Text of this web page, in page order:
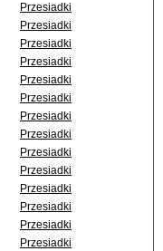
Przesiadki
Przesiadki
Przesiadki
Przesiadki
Przesiadki
Przesiadki
Przesiadki
Przesiadki
Przesiadki
Przesiadki
Przesiadki
Przesiadki
Przesiadki
Przesiadki